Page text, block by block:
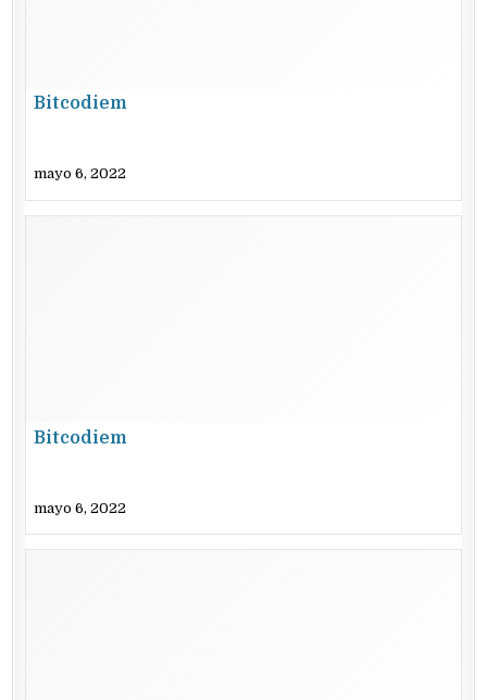
Bitcodiem
mayo 6, 2022
Bitcodiem
mayo 6, 2022